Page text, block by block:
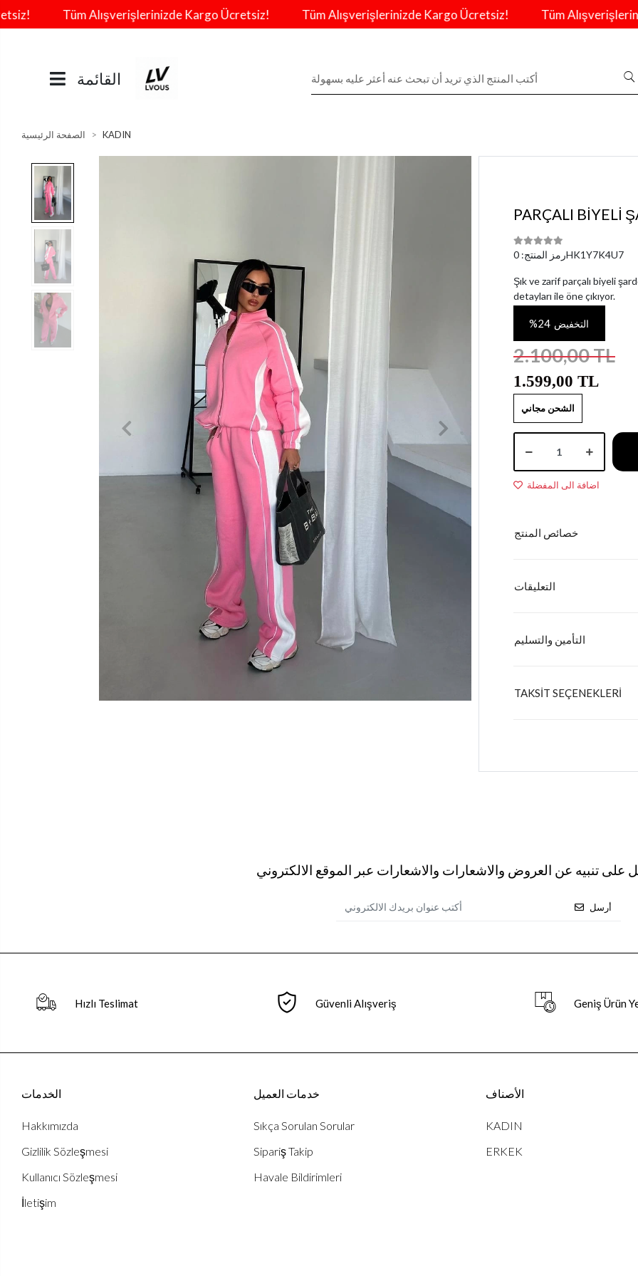
Tüm Alışverişlerinizde Kargo Ücretsiz! Tüm Alışverişlerinizde Kargo Ücretsiz! Tüm
القائمة
الصفحة الرئيسية KADIN
PARÇALI BİYELİ
رمز المنتج:0HK1Y7K4U7
Şık ve zarif parçalı biyeli
detayları ile öne çıkıyor.
%24 التخفيض
2.100,00 TL
1.599,00 TL
الشحن مجاني
اضافة الى المفضلة
خصائص المنتج
التعليقات
التأمين والتسليم
TAKSİT SEÇENEKLERİ
على تنبيه عن العروض والاشعارات والاشعارات عبر الموقع الالكتروني
أرسل
Hızlı Teslimat Güvenli Alışveriş Geniş Ürün
الخدمات
Hakkımızda
Gizlilik Sözleşmesi
Kullanıcı Sözleşmesi
İletişim
خدمات العميل
Sıkça Sorulan Sorular
Sipariş Takip
Havale Bildirimleri
الأصناف
KADIN
ERKEK